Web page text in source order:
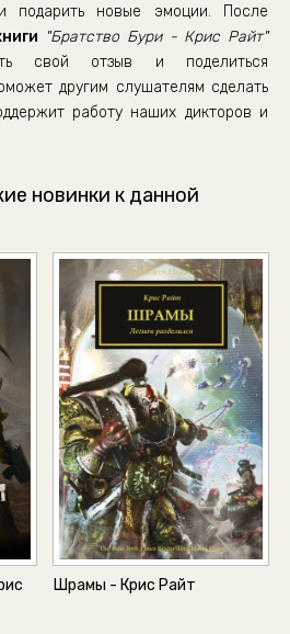
подарить новые эмоции. После
"Братство Бури - Крис Райт"
свой отзыв и поделиться
другим слушателям сделать
работу наших дикторов и
новинки к данной
Шрамы - Крис Райт